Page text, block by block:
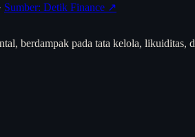
Sumber: Detik Finance ↗
berdampak pada tata kelola, likuiditas,